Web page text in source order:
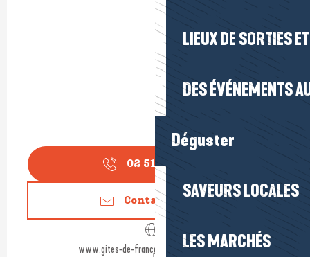
LIEUX DE SORTIES
DES ÉVÉNEMENTS
Déguster
SAVEURS LOCALES
LES MARCHÉS
02 51 72 95
Contactez-nous
www.gites-de-france-loire-atlantique.com